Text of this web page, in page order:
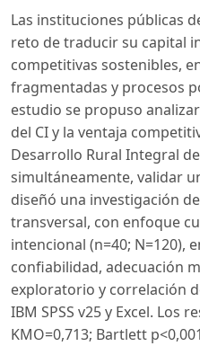
Las instituciones públicas
reto de traducir su capital
competitivas sostenibles,
fragmentadas y procesos
estudio se propuso
del CI y la ventaja
Desarrollo Rural Integral
simultáneamente, validar
diseñó una investigación
transversal, con enfoque
intencional (n=40; N=120),
confiabilidad, adecuación
exploratorio y correlación
IBM SPSS v25 y Excel. Los
KMO=0,713; Bartlett